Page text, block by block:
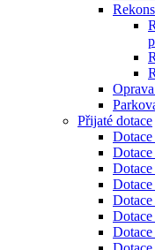
Přijaté dotace
Dotace